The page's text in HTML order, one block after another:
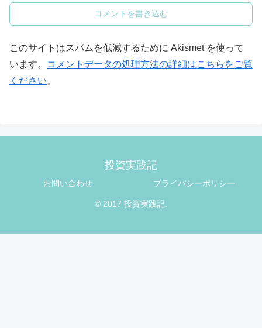
コメントを書き込む
このサイトはスパムを低減するために Akismet を使って
います。
コメントデータの処理方法の詳細はこちらをご覧
ください。
投資実践記
お問い合わせ プライバシーポリシー
© 2017 投資実践記.